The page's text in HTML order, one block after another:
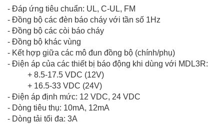
- Đáp ứng tiêu chuẩn: UL, C-UL, FM
- Đồng bộ các đèn báo cháy với tần số 1Hz
- Đồng bộ các còi báo cháy
- Đồng bộ khác vùng
- Kết hợp giữa các mô đun đồng bộ (chính/phụ)
- Điện áp của các thiết bị báo động khi dùng với MDL3R:
+ 8.5-17.5 VDC (12V)
+ 16.5-33 VDC (24V)
- Điện áp định mức: 12 VDC, 24 VDC
- Dòng tiêu thụ: 10mA, 12mA
- Dòng tải tối đa: 3A